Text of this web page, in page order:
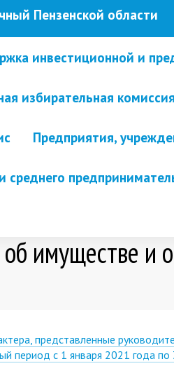
Пензенской области
инвестиционной и
избирательная комиссия
Предприятия,
имуществе и
представленные
период с 1 января 2021 года